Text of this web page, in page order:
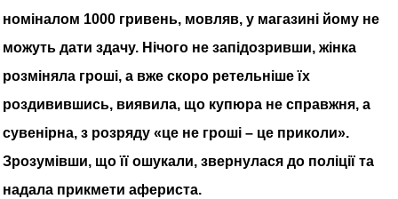
номіналом 1000 гривень, мовляв, у магазині йому не
можуть дати здачу. Нічого не запідозривши, жінка
розміняла гроші, а вже скоро ретельніше їх
роздивившись, виявила, що купюра не справжня, а
сувенірна, з розряду «це не гроші – це приколи».
Зрозумівши, що її ошукали, звернулася до поліції та
надала прикмети афериста.